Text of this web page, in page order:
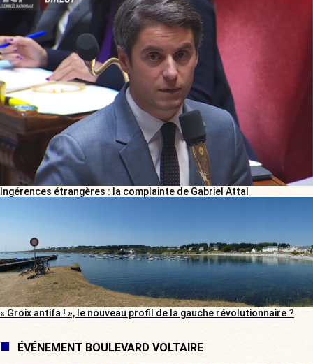
Ingérences étrangères : la complainte de Gabriel Attal
« Groix antifa ! », le nouveau profil de la gauche révolutionnaire ?
ÉVÉNEMENT BOULEVARD VOLTAIRE